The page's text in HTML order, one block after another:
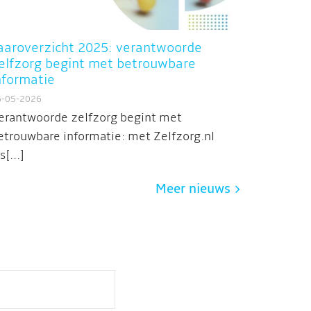
2025: verantwoorde
begint met betrouwbare
05-2026
zelfzorg begint met
informatie: met Zelfzorg.nl
Meer nieuws